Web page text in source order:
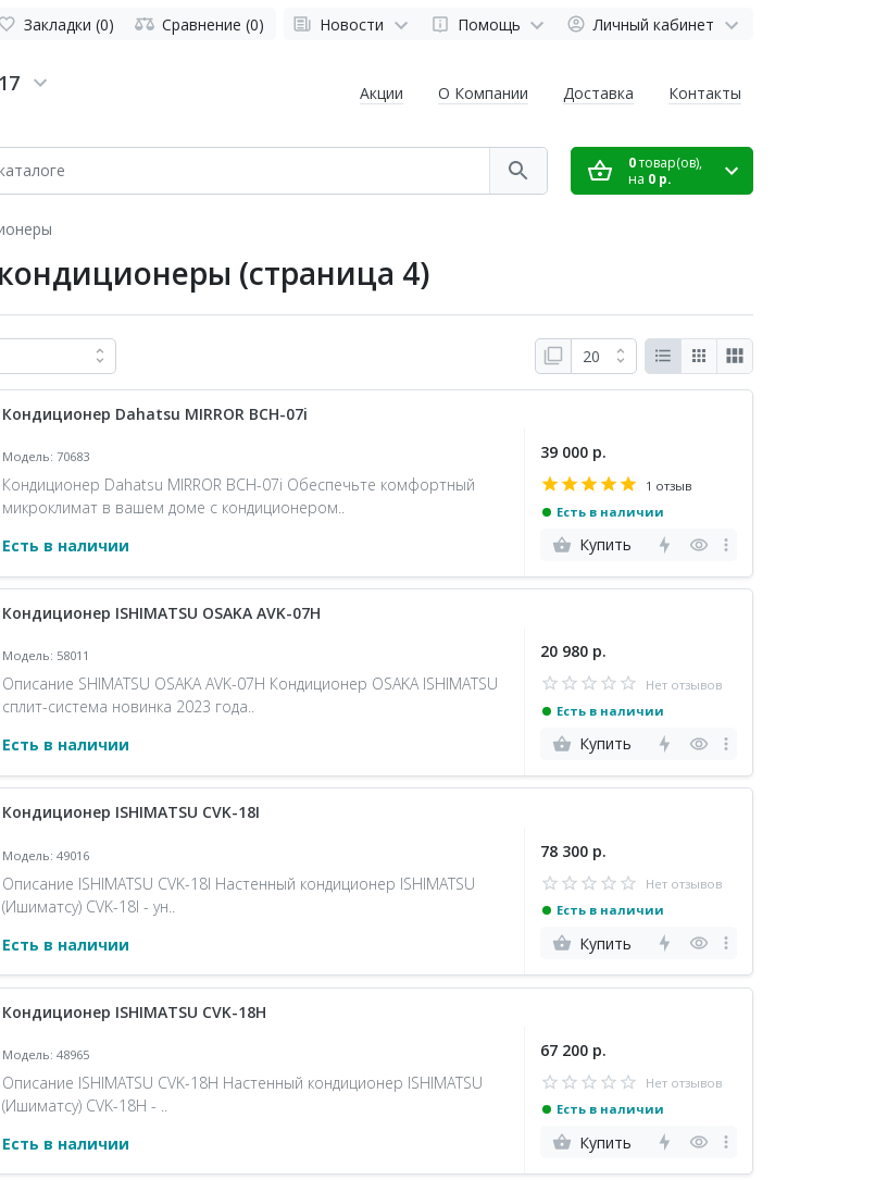
Закладки (0) Сравнение (0) Новости Помощь Личный кабинет
Акции О Компании Доставка Контакты
0товар(ов),
на 0 р.
(страница 4)
Кондиционер Dahatsu MIRROR BCH-07i
Модель: 70683
Кондиционер Dahatsu MIRROR BCH-07i Обеспечьте комфортный
микроклимат в вашем доме с кондиционером..
Есть в наличии
39 000 р.
1 отзыв
Есть в наличии
Купить
Кондиционер ISHIMATSU OSAKA AVK-07H
Модель: 58011
Описание SHIMATSU OSAKA AVK-07H Кондиционер OSAKA ISHIMATSU
сплит-система новинка 2023 года..
Есть в наличии
20 980 р.
Нет отзывов
Есть в наличии
Купить
Кондиционер ISHIMATSU CVK-18I
Модель: 49016
Описание ISHIMATSU CVK-18I Настенный кондиционер ISHIMATSU
(Ишиматсу) CVK-18I - ун..
Есть в наличии
78 300 р.
Нет отзывов
Есть в наличии
Купить
Кондиционер ISHIMATSU CVK-18H
Модель: 48965
Описание ISHIMATSU CVK-18H Настенный кондиционер ISHIMATSU
(Ишиматсу) CVK-18H - ..
Есть в наличии
67 200 р.
Нет отзывов
Есть в наличии
Купить